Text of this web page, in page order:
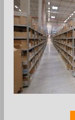
SpacePole